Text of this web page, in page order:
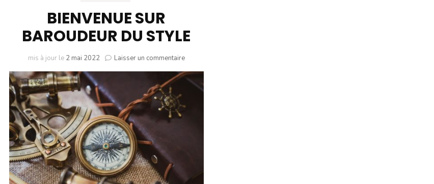
BIENVENUE SUR
BAROUDEUR DU STYLE
mis à jour le 2 mai 2022 Laisser un commentairesur
SUR
BAROUDEUR
STYLE